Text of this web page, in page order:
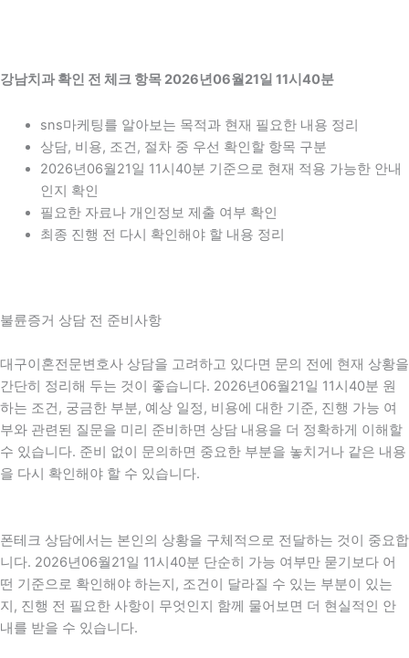
강남치과 확인 전 체크 항목 2026년06월21일 11시40분
sns마케팅를 알아보는 목적과 현재 필요한 내용 정리
상담, 비용, 조건, 절차 중 우선 확인할 항목 구분
2026년06월21일 11시40분 기준으로 현재 적용 가능한 안내
인지 확인
필요한 자료나 개인정보 제출 여부 확인
최종 진행 전 다시 확인해야 할 내용 정리
불륜증거 상담 전 준비사항
대구이혼전문변호사 상담을 고려하고 있다면 문의 전에 현재 상황을
간단히 정리해 두는 것이 좋습니다. 2026년06월21일 11시40분 원
하는 조건, 궁금한 부분, 예상 일정, 비용에 대한 기준, 진행 가능 여
부와 관련된 질문을 미리 준비하면 상담 내용을 더 정확하게 이해할
수 있습니다. 준비 없이 문의하면 중요한 부분을 놓치거나 같은 내용
을 다시 확인해야 할 수 있습니다.
폰테크 상담에서는 본인의 상황을 구체적으로 전달하는 것이 중요합
니다. 2026년06월21일 11시40분 단순히 가능 여부만 묻기보다 어
떤 기준으로 확인해야 하는지, 조건이 달라질 수 있는 부분이 있는
지, 진행 전 필요한 사항이 무엇인지 함께 물어보면 더 현실적인 안
내를 받을 수 있습니다.